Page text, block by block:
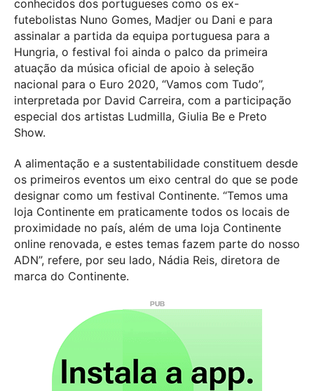
conhecidos dos portugueses como os ex-
futebolistas Nuno Gomes, Madjer ou Dani e para
assinalar a partida da equipa portuguesa para a
Hungria, o festival foi ainda o palco da primeira
atuação da música oficial de apoio à seleção
nacional para o Euro 2020, “Vamos com Tudo”,
interpretada por David Carreira, com a participação
especial dos artistas Ludmilla, Giulia Be e Preto
Show.
A alimentação e a sustentabilidade constituem desde
os primeiros eventos um eixo central do que se pode
designar como um festival Continente. “Temos uma
loja Continente em praticamente todos os locais de
proximidade no país, além de uma loja Continente
online renovada, e estes temas fazem parte do nosso
ADN”, refere, por seu lado, Nádia Reis, diretora de
marca do Continente.